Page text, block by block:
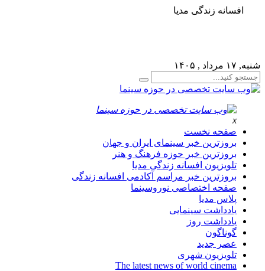
افسانه زندگی مدیا
شنبه, ۱۷ مرداد , ۱۴۰۵
x
صفحه نخست
بروزترین خبر سینمای ایران و جهان
بروزترین خبر حوزه فرهنگ و هنر
تلویزیون افسانه زندگی مدیا
بروزترین خبر مراسم آکادمی افسانه زندگی
صفحه اختصاصی نوروسینما
پلاس مدیا
یادداشت سینمایی
یادداشت روز
گوناگون
عصر جدید
تلویزیون شهری
The latest news of world cinema